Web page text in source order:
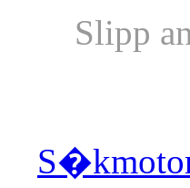
Slipp